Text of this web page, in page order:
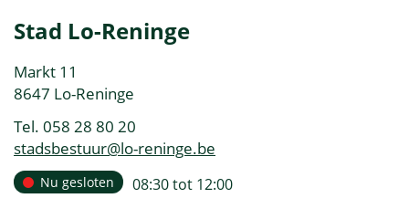
Contact
&
openingsuren
Stad Lo-Reninge
Adres
Markt 11
,8647 Lo-Reninge
Tel. 058 28 80 20
E-
mail
stadsbestuur@lo-reninge.be
Openingsuren
Vandaag
Nu gesloten
open
08:30tot 12:00